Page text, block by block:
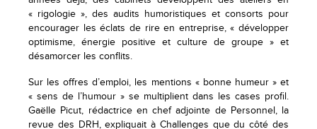
« rigologie », des audits humoristiques et consorts pour
encourager les éclats de rire en entreprise, « développer
optimisme, énergie positive et culture de groupe » et
désamorcer les conflits.
Sur les offres d’emploi, les mentions « bonne humeur » et
« sens de l’humour » se multiplient dans les cases profil.
Gaëlle Picut, rédactrice en chef adjointe de Personnel, la
revue des DRH, expliquait à Challenges que du côté des